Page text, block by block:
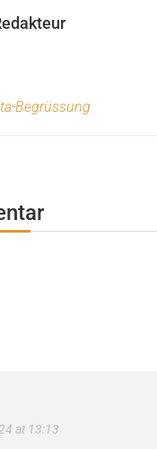
Begrüssung
at 13:13